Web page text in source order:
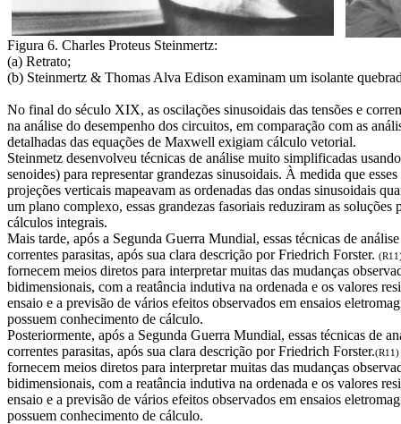
Figura 6. Charles Proteus Steinmertz:
(a) Retrato;
(b) Steinmertz & Thomas Alva Edison examinam um isolante
No final do século XIX, as oscilações sinusoidais das tensões e
na análise do desempenho dos circuitos, em comparação com as
detalhadas das equações de Maxwell exigiam cálculo vetorial.
Steinmetz desenvolveu técnicas de análise muito simplificadas
senoides) para representar grandezas sinusoidais. À medida que
projeções verticais mapeavam as ordenadas das ondas sinusoidais
um plano complexo, essas grandezas fasoriais reduziram as
cálculos integrais.
Mais tarde, após a Segunda Guerra Mundial, essas técnicas de
correntes parasitas, após sua clara descrição por Friedrich Forster.
fornecem meios diretos para interpretar muitas das mudanças
bidimensionais, com a reatância indutiva na ordenada e os valores
ensaio e a previsão de vários efeitos observados em ensaios
possuem conhecimento de cálculo.
Posteriormente, após a Segunda Guerra Mundial, essas técnicas de
correntes parasitas, após sua clara descrição por Friedrich Forster.(R11)
fornecem meios diretos para interpretar muitas das mudanças
bidimensionais, com a reatância indutiva na ordenada e os valores
ensaio e a previsão de vários efeitos observados em ensaios
possuem conhecimento de cálculo.